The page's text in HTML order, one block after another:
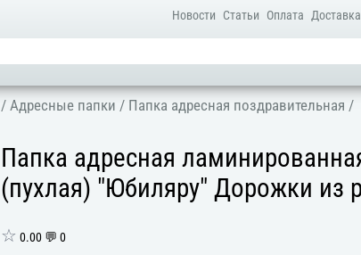
Новости Статьи Оплата Доставка
/Адресные папки / Папка адресная поздравительная /
Папка адресная
(пухлая) "Юбиляру" Дорожки из
☆ 0.00 💬 0